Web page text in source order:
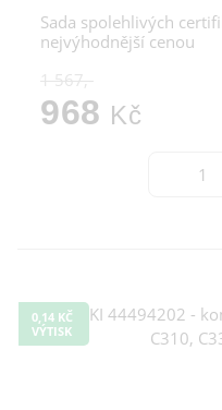
Sada spolehlivých
nejvýhodnější cenou
1 567,-
968 Kč
0,14 KČ
VÝTISK